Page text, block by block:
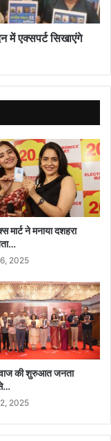
में एक्सपर्ट सिखाएंगे
मार्ट ने मनाया दशहरा
2025
की शुरुआत जनता
2025